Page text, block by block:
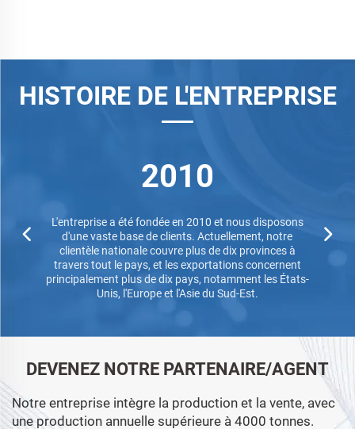
HISTOIRE DE L'ENTREPRISE
2010
L'entreprise a été fondée en 2010 et nous disposons
d'une vaste base de clients. Actuellement, notre
clientèle nationale couvre plus de dix provinces à
travers tout le pays, et les exportations concernent
principalement plus de dix pays, notamment les États-
Unis, l'Europe et l'Asie du Sud-Est.
DEVENEZ NOTRE PARTENAIRE/AGENT
Notre entreprise intègre la production et la vente, avec
une production annuelle supérieure à 4000 tonnes.